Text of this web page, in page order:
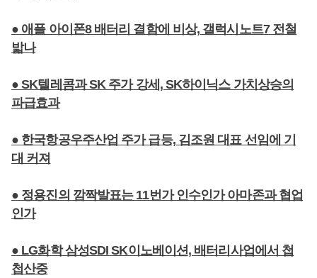
● 애플 아이폰8 배터리 결함에 비상, 갤럭시노트7 전철
밟나
● SK텔레콤과 SK 주가 강세, SK하이닉스 가치상승의
파급효과
● 한국항공우주산업 주가 급등, 김조원 대표 선임에 기
대 커져
● 정용진의 깜짝발표는 11번가 인수인가 아마존과 협업
인가
● LG화학 삼성SDI SK이노베이션, 배터리사업에서 첩
첩산중